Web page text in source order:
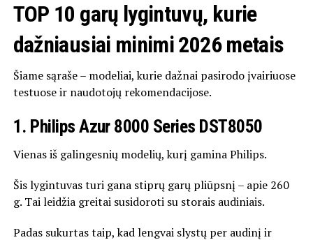
TOP 10 garų lygintuvų, kurie
dažniausiai minimi 2026 metais
Šiame sąraše – modeliai, kurie dažnai pasirodo įvairiuose
testuose ir naudotojų rekomendacijose.
1. Philips Azur 8000 Series DST8050
Vienas iš galingesnių modelių, kurį gaminaPhilips.
Šis lygintuvas turi gana stiprų garų pliūpsnį – apie 260
g. Tai leidžia greitai susidoroti su storais audiniais.
Padas sukurtas taip, kad lengvai slystų per audinį ir